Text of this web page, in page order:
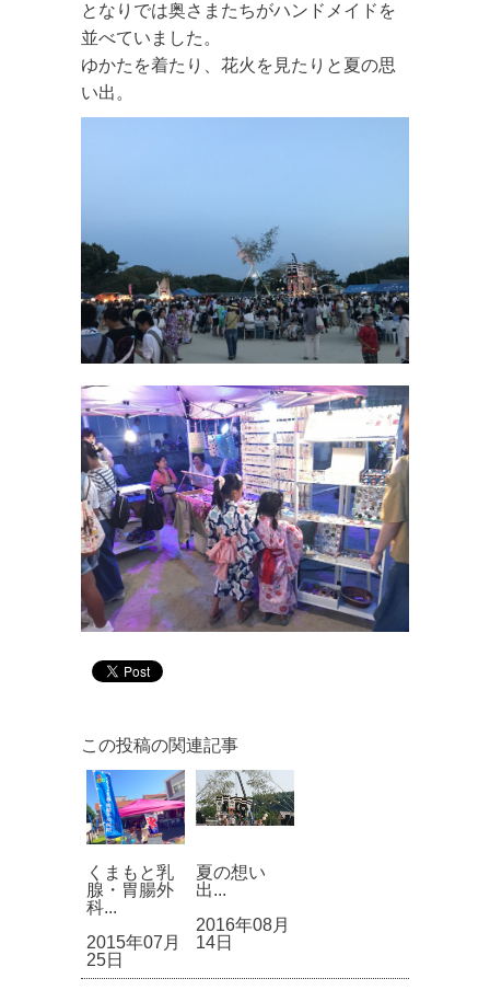
となりでは奥さまたちがハンドメイドを
並べていました。
ゆかたを着たり、花火を見たりと夏の思
い出。
この投稿の関連記事
くまもと乳
腺・胃腸外
科...
2015年07月
25日
夏の想い
出...
2016年08月
14日